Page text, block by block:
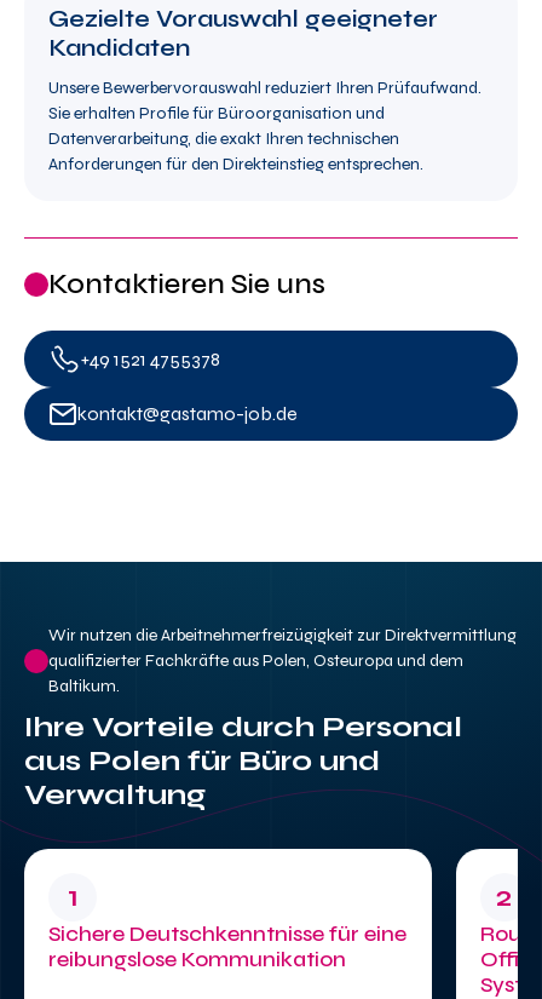
Gezielte Vorauswahl geeigneter
Kandidaten
Unsere Bewerbervorauswahl reduziert Ihren Prüfaufwand.
Sie erhalten Profile für Büroorganisation und
Datenverarbeitung, die exakt Ihren technischen
Anforderungen für den Direkteinstieg entsprechen.
Kontaktieren Sie uns
+49 1521 4755378
kontakt@gastamo-job.de
Wir nutzen die Arbeitnehmerfreizügigkeit zur Direktvermittlung
qualifizierter Fachkräfte aus Polen, Osteuropa und dem
Baltikum.
Ihre Vorteile durch Personal
aus Polen für Büro und
Verwaltung
1
Sichere Deutschkenntnisse für eine
reibungslose Kommunikation
2